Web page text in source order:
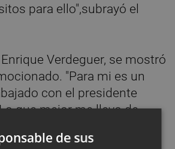
para ello",subrayó el
Verdeguer, se mostró
"Para mi es un
con el presidente
que mejor me llevo de
Yo me voy después de
breve pero
de sus